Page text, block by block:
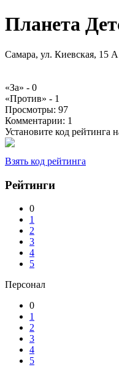
Планета
Самара, ул. Киевская, 15 А
«За» - 0
«Против» - 1
Просмотры: 97
Комментарии: 1
Установите код рейтинга
Взять код рейтинга
Рейтинги
0
1
2
3
4
5
Персонал
0
1
2
3
4
5